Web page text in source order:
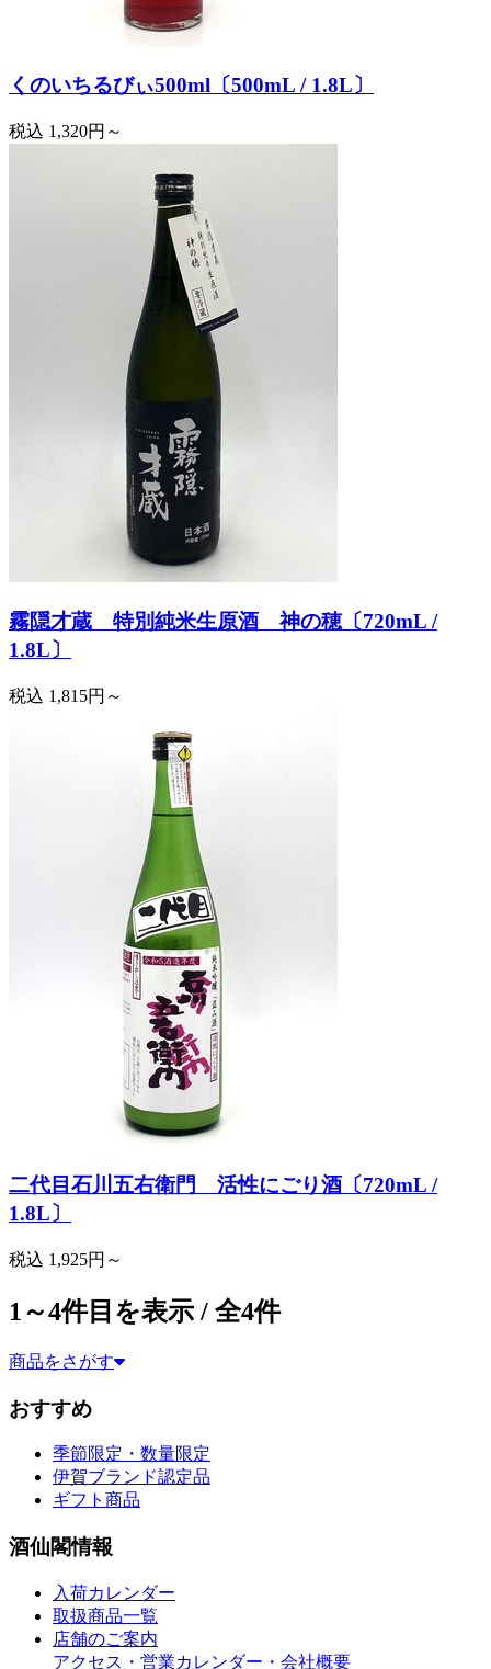
くのいちるびぃ500ml〔500mL / 1.8L〕
税込 1,320円～
霧隠才蔵 特別純米生原酒 神の穂〔720mL /
1.8L〕
税込 1,815円～
二代目石川五右衛門 活性にごり酒〔720mL /
1.8L〕
税込 1,925円～
1～4件目を表示 / 全4件
商品をさがす
商品をさがす（2）
おすすめ
季節限定・数量限定
伊賀ブランド認定品
ギフト商品
酒仙閣情報
入荷カレンダー
取扱商品一覧
店舗のご案内
アクセス・営業カレンダー・会社概要